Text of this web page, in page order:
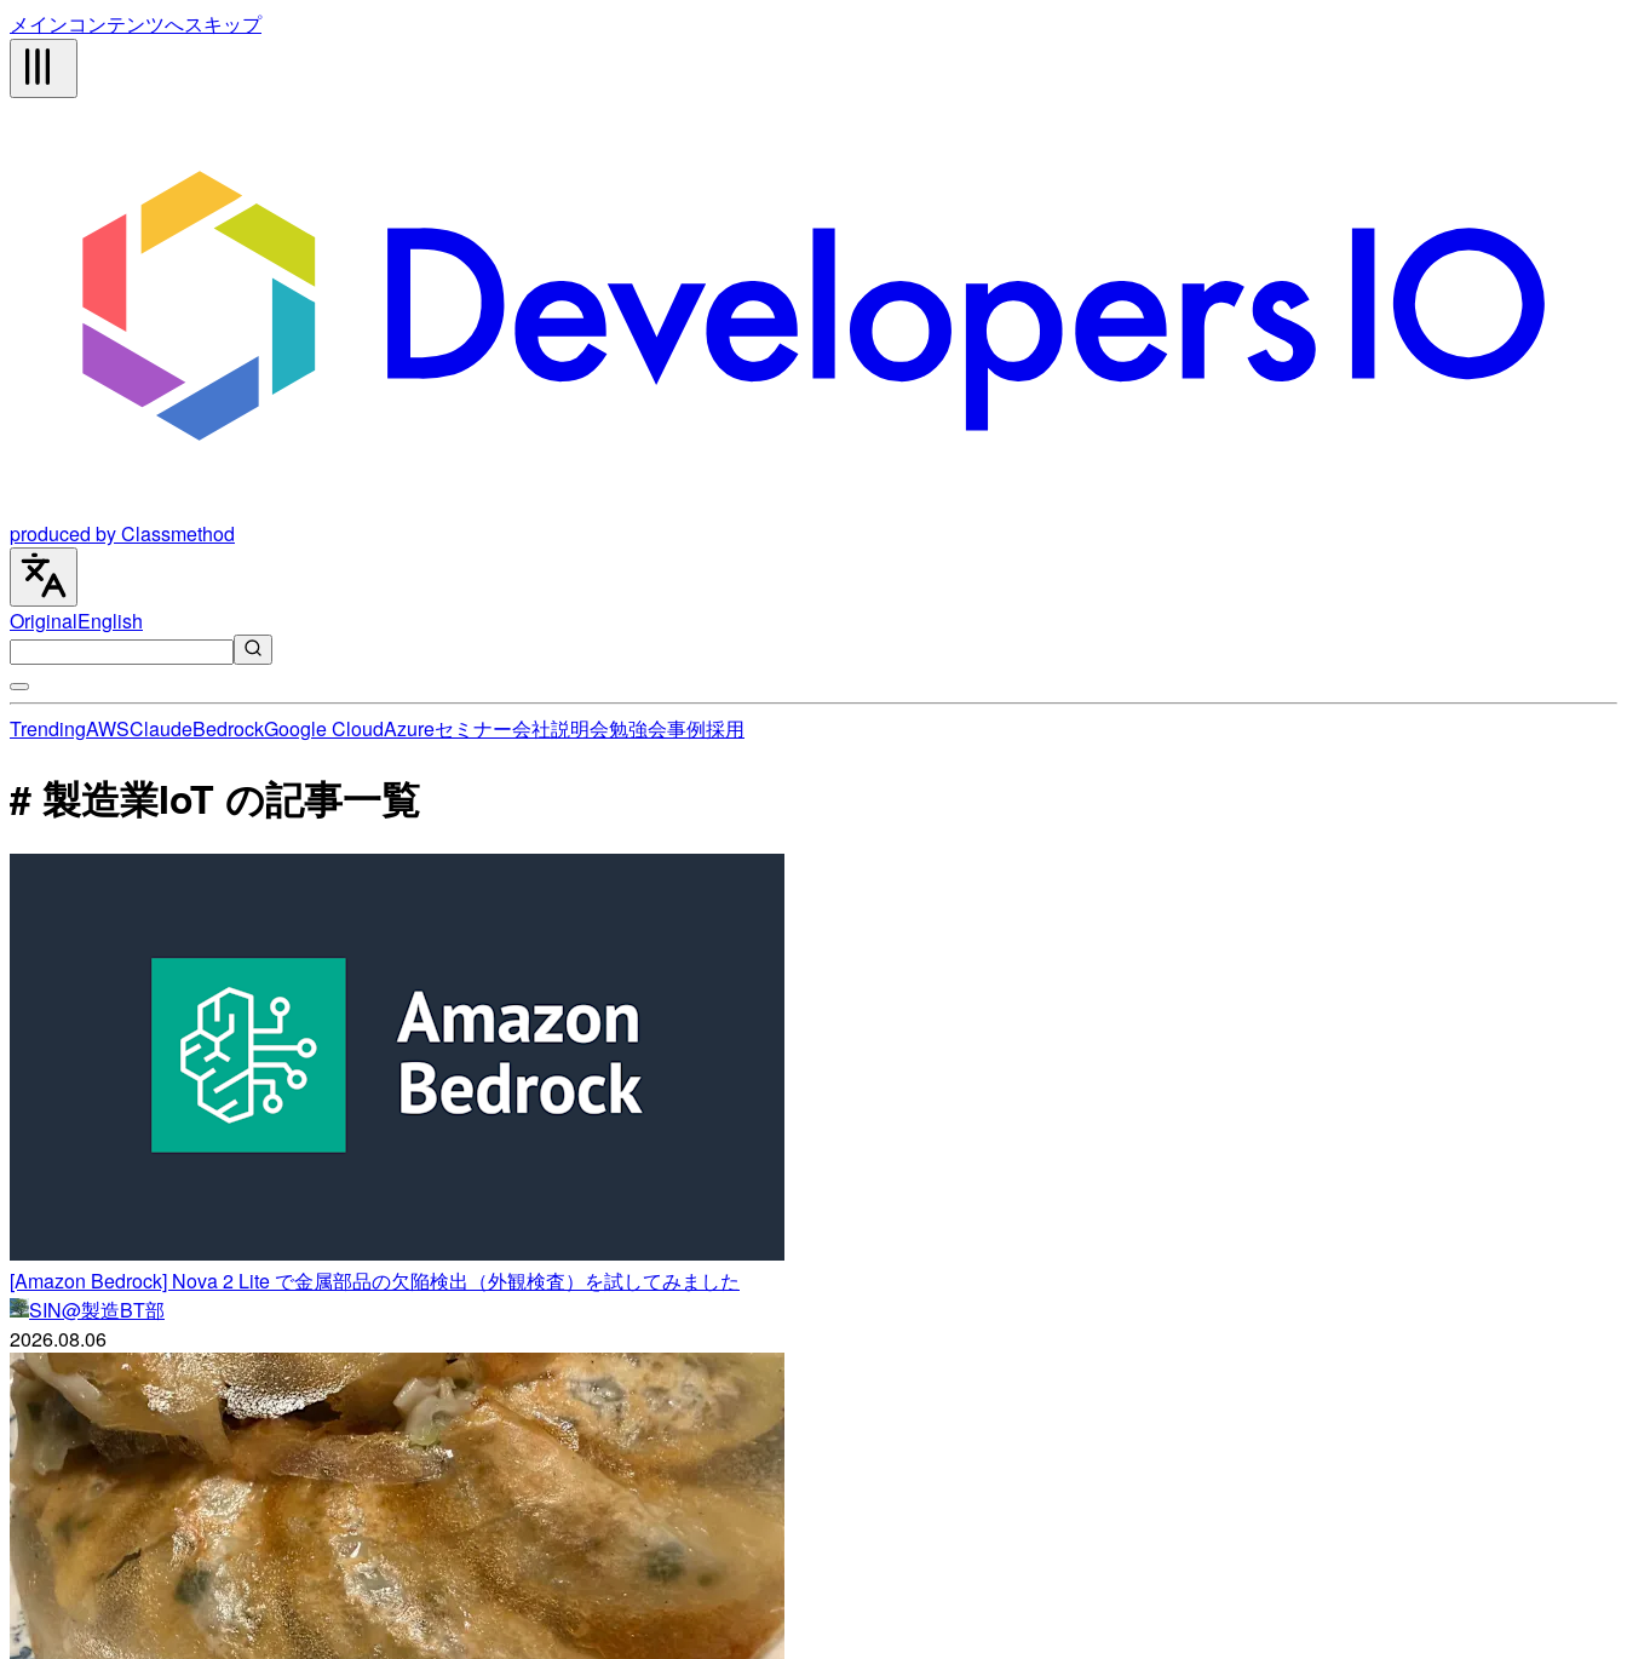
メインコンテンツへスキップ
produced by Classmethod
OriginalEnglish
TrendingAWSClaudeBedrockGoogle CloudAzureセミナー会社説明会勉強会事例採用
# 製造業IoT の記事一覧
[Amazon Bedrock] Nova 2 Lite で金属部品の欠陥検出（外観検査）を試してみました
SIN@製造BT部
2026.08.06